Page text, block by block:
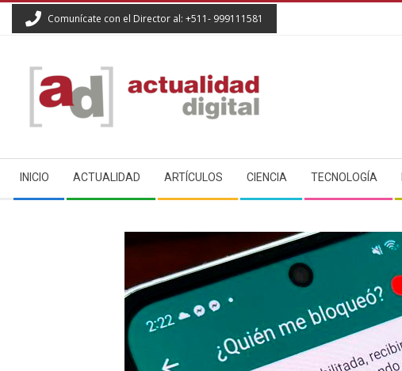
Comunícate con el Director al: +511- 999111581
ACTUALIDAD
DIGITAL
Navigation
Menu
INICIO ACTUALIDAD ARTÍCULOS CIENCIA TECNOLOGÍA